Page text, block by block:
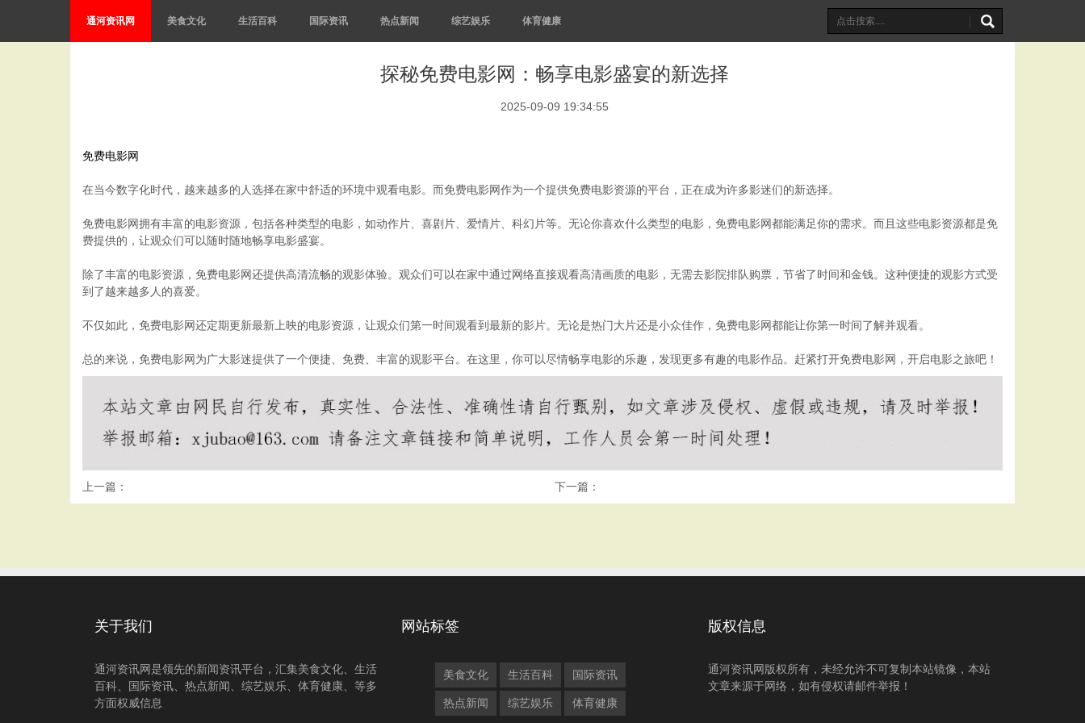
通河资讯网 美食文化 生活百科 国际资讯 热点新闻 综艺娱乐 体育健康
探秘免费电影网：畅享电影盛宴的新选择
2025-09-09 19:34:55
免费电影网
在当今数字化时代，越来越多的人选择在家中舒适的环境中观看电影。而免费电影网作为一个提供免费电影资源的平台，正在成为许多影迷们的新选择。
免费电影网拥有丰富的电影资源，包括各种类型的电影，如动作片、喜剧片、爱情片、科幻片等。无论你喜欢什么类型的电影，免费电影网都能满足你的需求。而且这些电影资源都是免
费提供的，让观众们可以随时随地畅享电影盛宴。
除了丰富的电影资源，免费电影网还提供高清流畅的观影体验。观众们可以在家中通过网络直接观看高清画质的电影，无需去影院排队购票，节省了时间和金钱。这种便捷的观影方式受
到了越来越多人的喜爱。
不仅如此，免费电影网还定期更新最新上映的电影资源，让观众们第一时间观看到最新的影片。无论是热门大片还是小众佳作，免费电影网都能让你第一时间了解并观看。
总的来说，免费电影网为广大影迷提供了一个便捷、免费、丰富的观影平台。在这里，你可以尽情畅享电影的乐趣，发现更多有趣的电影作品。赶紧打开免费电影网，开启电影之旅吧！
上一篇： 下一篇：
关于我们
通河资讯网是领先的新闻资讯平台，汇集美食文化、生活
百科、国际资讯、热点新闻、综艺娱乐、体育健康、等多
方面权威信息
网站标签
美食文化 生活百科 国际资讯
热点新闻 综艺娱乐 体育健康
版权信息
通河资讯网版权所有，未经允许不可复制本站镜像，本站
文章来源于网络，如有侵权请邮件举报！